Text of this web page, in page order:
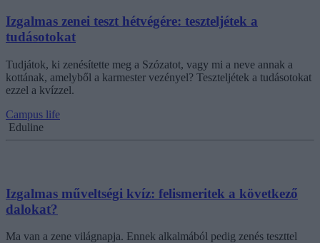
Izgalmas zenei teszt hétvégére: teszteljétek a
tudásotokat
Tudjátok, ki zenésítette meg a Szózatot, vagy mi a neve annak a
kottának, amelyből a karmester vezényel? Teszteljétek a tudásotokat
ezzel a kvízzel.
Campus life
Eduline
Izgalmas műveltségi kvíz: felismeritek a következő
dalokat?
Ma van a zene világnapja. Ennek alkalmából pedig zenés teszttel